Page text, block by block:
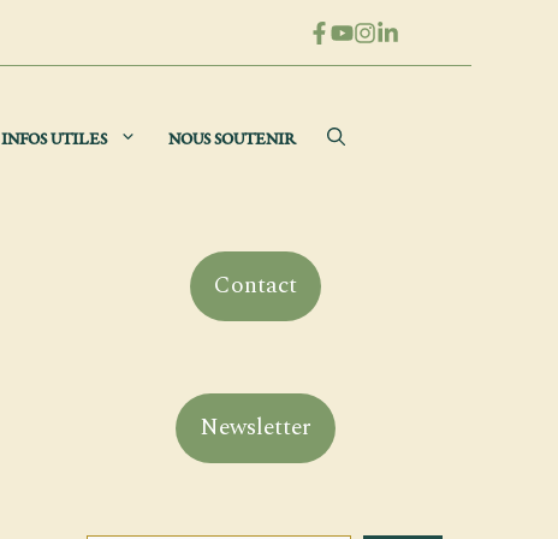
INFOS UTILES NOUS SOUTENIR
Contact
Newsletter